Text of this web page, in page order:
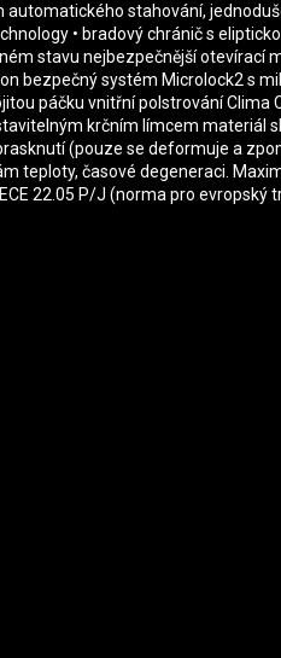
automatického stahování,
• bradový chránič s
stavu nejbezpečnější otevírací
bezpečný systém Microlock2 s
páčku vnitřní polstrování Clima
krčním límcem materiál
(pouze se deformuje a
teploty, časové degeneraci.
22.05 P/J (norma pro evropský